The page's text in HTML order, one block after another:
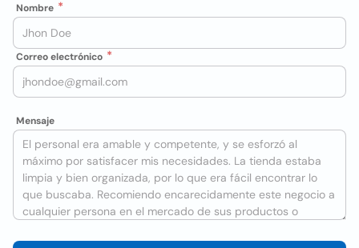
Nombre
Correo electrónico
Mensaje